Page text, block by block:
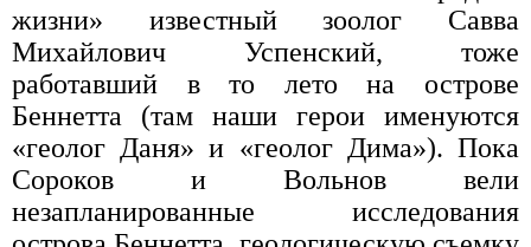
жизни» известный зоолог Савва
Михайлович Успенский, тоже
работавший в то лето на острове
Беннетта (там наши герои именуются
«геолог Даня» и «геолог Дима»). Пока
Сороков и Вольнов вели
незапланированные исследования